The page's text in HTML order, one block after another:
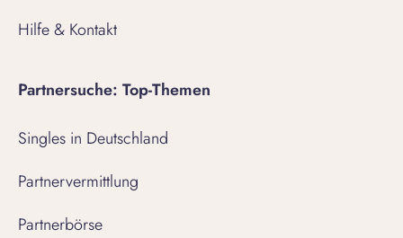
Hilfe & Kontakt
Partnersuche: Top-Themen
Singles in Deutschland
Partnervermittlung
Partnerbörse